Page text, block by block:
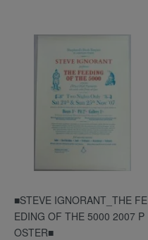
■STEVE IGNORANT_THE FE
EDING OF THE 5000 2007 P
OSTER■